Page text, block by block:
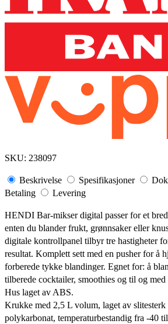
SKU: 238097
Beskrivelse Spesifikasjoner
Betaling
Levering
HENDI Bar-mikser digital passer for et
enten du blander frukt, grønnsaker eller
digitale kontrollpanel tilbyr tre hastigheter
resultat. Komplett sett med en pusher for å
forberede tykke blandinger. Egnet for: å
tilberede cocktailer, smoothies og til og med
Hus laget av ABS.
Krukke med 2,5 L volum, laget av
polykarbonat, temperaturbestandig fra -40